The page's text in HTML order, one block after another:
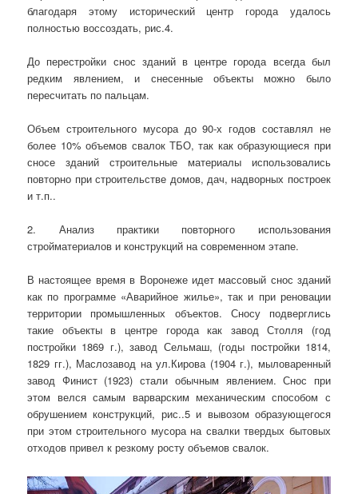
благодаря этому исторический центр города удалось
полностью воссоздать, рис.4.
До перестройки снос зданий в центре города всегда был
редким явлением, и снесенные объекты можно было
пересчитать по пальцам.
Объем строительного мусора до 90-х годов составлял не
более 10% объемов свалок ТБО, так как образующиеся при
сносе зданий строительные материалы использовались
повторно при строительстве домов, дач, надворных построек
и т.п..
2. Анализ практики повторного использования
стройматериалов и конструкций на современном этапе.
В настоящее время в Воронеже идет массовый снос зданий
как по программе «Аварийное жилье», так и при реновации
территории промышленных объектов. Сносу подверглись
такие объекты в центре города как завод Столля (год
постройки 1869 г.), завод Сельмаш, (годы постройки 1814,
1829 гг.), Маслозавод на ул.Кирова (1904 г.), мыловаренный
завод Финист (1923) стали обычным явлением. Снос при
этом велся самым варварским механическим способом с
обрушением конструкций, рис..5 и вывозом образующегося
при этом строительного мусора на свалки твердых бытовых
отходов привел к резкому росту объемов свалок.